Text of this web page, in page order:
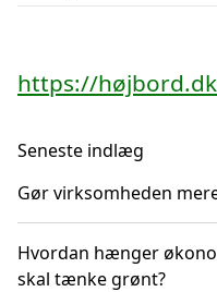
https://
Seneste indlæg
Gør virksomheden
Hvordan hænger
skal tænke grønt?